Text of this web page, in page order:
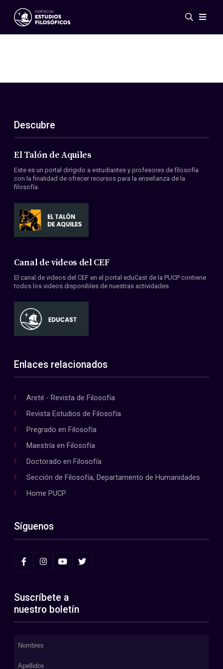
Eventos
ES
EN
Acerca de nosotros
Miembros
Convenios
Descubre
El Talón de Aquiles
Este es un portal dirigido a estudiantes y profesores de filosofía
con la finalidad de ofrecer recursos para la enseñanza de la
filosofía.
Canal de videos del CEF
El canal de videos del CEF en el portal eduCast de la PUCP contiene
todos los videos disponibles de nuestras actividades.
Enlaces relacionados
Areté - Revista de Filosofía
Revista Estudios de Filosofía
Pregrado en Filosofía
Maestría en Filosofía
Doctorado en Filosofía
Sección de Filosofía, Departamento de Humanidades
Home PUCP
Síguenos
Suscríbete a
nuestro boletín